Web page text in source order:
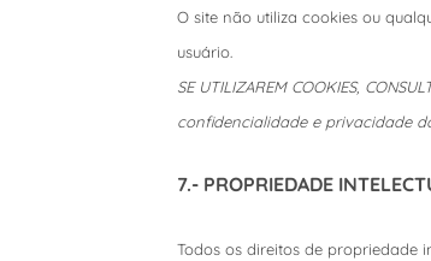
O site não utiliza cookies ou
usuário.
SE UTILIZAREM COOKIES,
confidencialidade e privacidade
7.- PROPRIEDADE
Todos os direitos de propriedade